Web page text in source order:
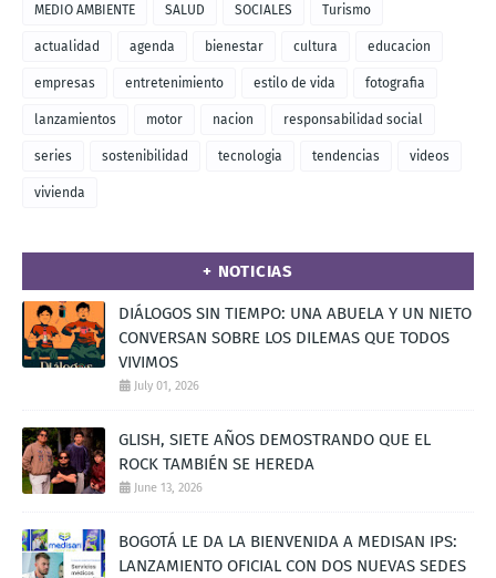
MEDIO AMBIENTE SALUD SOCIALES Turismo
actualidad agenda bienestar cultura educacion
empresas entretenimiento estilo de vida fotografia
lanzamientos motor nacion responsabilidad social
series sostenibilidad tecnologia tendencias videos
vivienda
+ NOTICIAS
DIÁLOGOS SIN TIEMPO: UNA ABUELA Y UN NIETO
CONVERSAN SOBRE LOS DILEMAS QUE TODOS
VIVIMOS
July 01, 2026
GLISH, SIETE AÑOS DEMOSTRANDO QUE EL
ROCK TAMBIÉN SE HEREDA
June 13, 2026
BOGOTÁ LE DA LA BIENVENIDA A MEDISAN IPS:
LANZAMIENTO OFICIAL CON DOS NUEVAS SEDES